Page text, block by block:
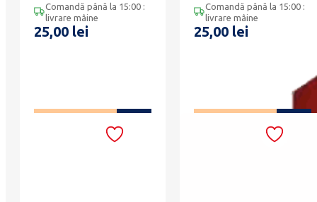
100g, Jules
Destrooper
Comandă până la 15:00 :
livrare mâine
25,00 lei
ADAUGĂ ÎN COȘ
Destrooper
Comandă până la 15:00 :
livrare mâine
25,00 lei
ADAUGĂ ÎN COȘ